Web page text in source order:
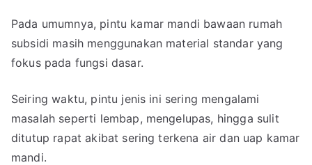
Pada umumnya, pintu kamar mandi bawaan rumah
subsidi masih menggunakan material standar yang
fokus pada fungsi dasar.
Seiring waktu, pintu jenis ini sering mengalami
masalah seperti lembap, mengelupas, hingga sulit
ditutup rapat akibat sering terkena air dan uap kamar
mandi.